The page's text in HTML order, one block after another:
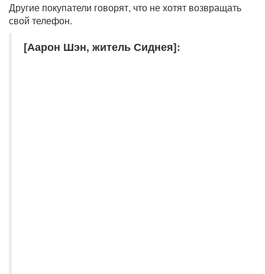
Другие покупатели говорят, что не хотят возвращать
свой телефон.
[Аарон Шэн, житель Сиднея]: